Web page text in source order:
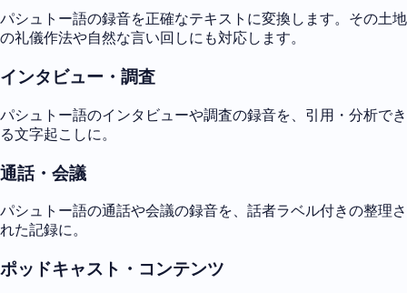
パシュトー語の録音を正確なテキストに変換します。その土地
の礼儀作法や自然な言い回しにも対応します。
インタビュー・調査
パシュトー語のインタビューや調査の録音を、引用・分析でき
る文字起こしに。
通話・会議
パシュトー語の通話や会議の録音を、話者ラベル付きの整理さ
れた記録に。
ポッドキャスト・コンテンツ